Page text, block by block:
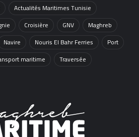
Actualités Maritimes Tunisie
Croisière GNV
Maghreb
Navire Nouris El Bahr Ferries
Port
maritime Traversée